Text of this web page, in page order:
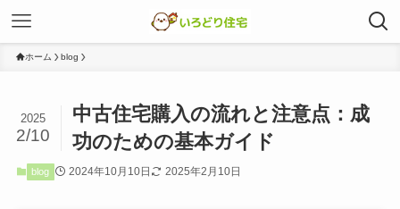
ホーム blog
中古住宅購入の流れと注意点：成
功のための基本ガイド
2025
2/10
blog 2024年10月10日 2025年2月10日